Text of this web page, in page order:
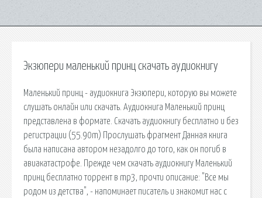
Экзюпери маленький принц скачать аудиокнигу
Маленький принц - аудиокнига Экзюпери, которую вы можете
слушать онлайн или скачать. Аудиокнига Маленький принц
представлена в формате. Скачать аудиокнигу бесплатно и без
регистрации (55.90m) Прослушать фрагмент Данная книга
была написана автором незадолго до того, как он погиб в
авиакатастрофе. Прежде чем скачать аудиокнигу Маленький
принц бесплатно торрент в mp3, прочти описание: "Все мы
родом из детства", - напоминает писатель и знакомит нас с